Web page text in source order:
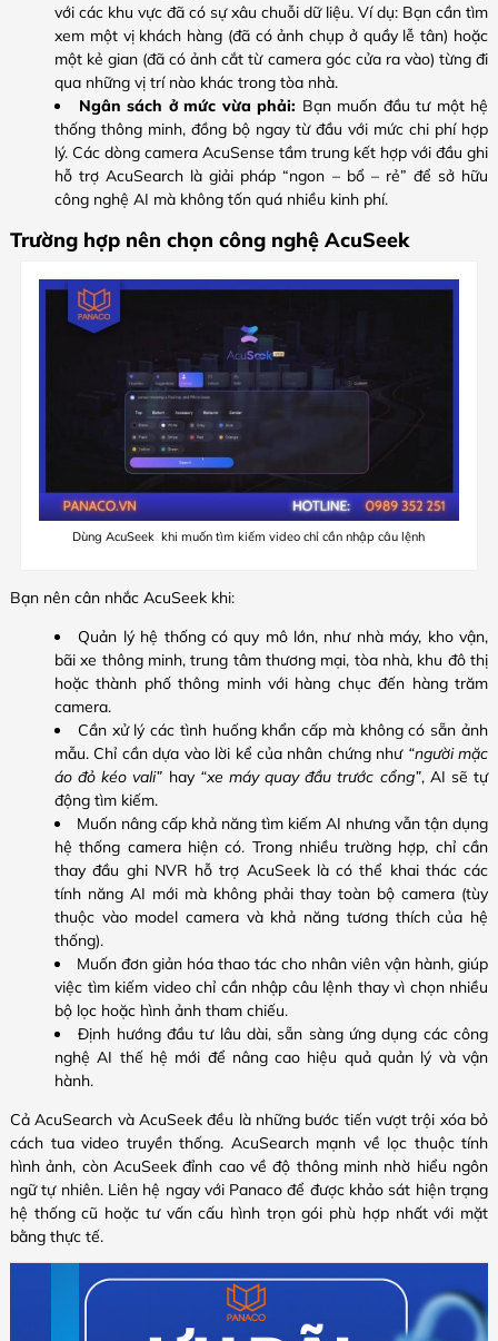
với các khu vực đã có sự xâu chuỗi dữ liệu. Ví dụ: Bạn cần tìm
xem một vị khách hàng (đã có ảnh chụp ở quầy lễ tân) hoặc
một kẻ gian (đã có ảnh cắt từ camera góc cửa ra vào) từng đi
qua những vị trí nào khác trong tòa nhà.
Ngân sách ở mức vừa phải: Bạn muốn đầu tư một hệ
thống thông minh, đồng bộ ngay từ đầu với mức chi phí hợp
lý. Các dòng camera AcuSense tầm trung kết hợp với đầu ghi
hỗ trợ AcuSearch là giải pháp “ngon – bổ – rẻ” để sở hữu
công nghệ AI mà không tốn quá nhiều kinh phí.
Trường hợp nên chọn công nghệ AcuSeek
Dùng AcuSeek khi muốn tìm kiếm video chỉ cần nhập câu lệnh
Bạn nên cân nhắc AcuSeek khi:
Quản lý hệ thống có quy mô lớn, như nhà máy, kho vận,
bãi xe thông minh, trung tâm thương mại, tòa nhà, khu đô thị
hoặc thành phố thông minh với hàng chục đến hàng trăm
camera.
Cần xử lý các tình huống khẩn cấp mà không có sẵn ảnh
mẫu. Chỉ cần dựa vào lời kể của nhân chứng như “người mặc
áo đỏ kéo vali” hay “xe máy quay đầu trước cổng”, AI sẽ tự
động tìm kiếm.
Muốn nâng cấp khả năng tìm kiếm AI nhưng vẫn tận dụng
hệ thống camera hiện có. Trong nhiều trường hợp, chỉ cần
thay đầu ghi NVR hỗ trợ AcuSeek là có thể khai thác các
tính năng AI mới mà không phải thay toàn bộ camera (tùy
thuộc vào model camera và khả năng tương thích của hệ
thống).
Muốn đơn giản hóa thao tác cho nhân viên vận hành, giúp
việc tìm kiếm video chỉ cần nhập câu lệnh thay vì chọn nhiều
bộ lọc hoặc hình ảnh tham chiếu.
Định hướng đầu tư lâu dài, sẵn sàng ứng dụng các công
nghệ AI thế hệ mới để nâng cao hiệu quả quản lý và vận
hành.
Cả AcuSearch và AcuSeek đều là những bước tiến vượt trội xóa bỏ
cách tua video truyền thống. AcuSearch mạnh về lọc thuộc tính
hình ảnh, còn AcuSeek đỉnh cao về độ thông minh nhờ hiểu ngôn
ngữ tự nhiên. Liên hệ ngay với Panaco để được khảo sát hiện trạng
hệ thống cũ hoặc tư vấn cấu hình trọn gói phù hợp nhất với mặt
bằng thực tế.